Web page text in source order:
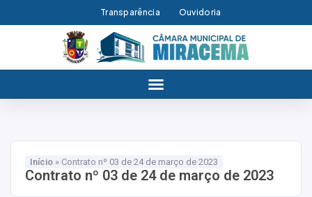
Transparência Ouvidoria
Início » Contrato nº 03 de 24 de março de 2023
Contrato nº 03 de 24 de março de 2023